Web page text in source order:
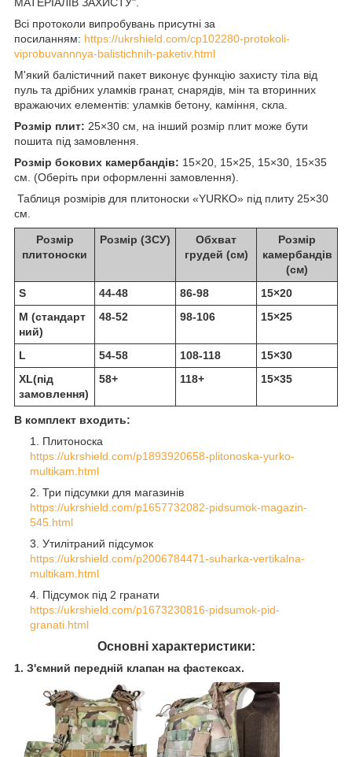
Всі протоколи випробувань присутні за
посиланням: https://ukrshield.com/cp102280-protokoli-
viprobuvannnya-balistichnih-paketiv.html
М'який балістичний пакет виконує функцію захисту тіла від
пуль та дрібних уламків гранат, снарядів, мін та вторинних
вражаючих елементів: уламків бетону, каміння, скла.
Розмір плит: 25×30 см, на інший розмір плит може бути
пошита під замовлення.
Розмір бокових камербандів: 15×20, 15×25, 15×30, 15×35
см. (Оберіть при оформленні замовлення).
Таблиця розмірів для плитоноски «YURKO» під плиту 25×30
см.
Розмір
плитоноски
Розмір (ЗСУ)
Обхват
грудей (см)
Розмір
камербандів
(см)
S
44-48 86-98
15×20
M (стандарт
ний)
48-52 98-106 15×25
L 54-58 108-118
15×30
XL(під
замовлення)
58+ 118+ 15×35
В комплект входить:
Плитоноска
https://ukrshield.com/p1893920658-plitonoska-yurko-
multikam.html
Три підсумки для магазинів
https://ukrshield.com/p1657732082-pidsumok-magazin-
545.html
Утилітраний підсумок
https://ukrshield.com/p2006784471-suharka-vertikalna-
multikam.html
Підсумок під 2 гранати
https://ukrshield.com/p1673230816-pidsumok-pid-
granati.html
Основні характеристики:
1. З'ємний передній клапан на фастексах.